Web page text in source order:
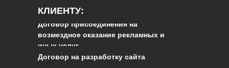
КЛИЕНТУ:
Договор на разработку сайта
Договор присоединения на
возмездное оказание рекламных и
иных услуг